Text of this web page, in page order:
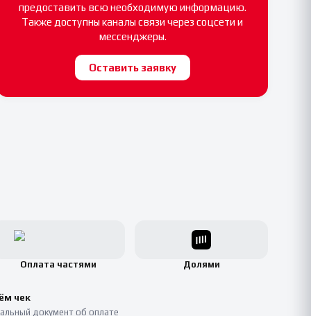
предоставить всю необходимую информацию.
Также доступны каналы связи через соцсети и
мессенджеры.
Оставить заявку
Оплата частями Долями
чек
документ об оплате